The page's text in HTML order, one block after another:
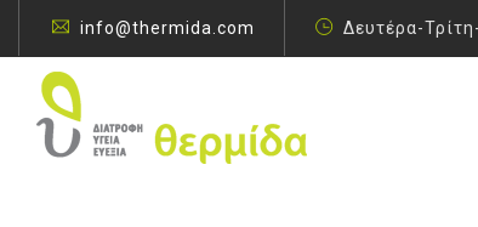
info@thermida.com Δευτέρα-